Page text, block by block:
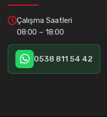
Çalışma Saatleri
08:00 – 18:00
0538 811 54 42